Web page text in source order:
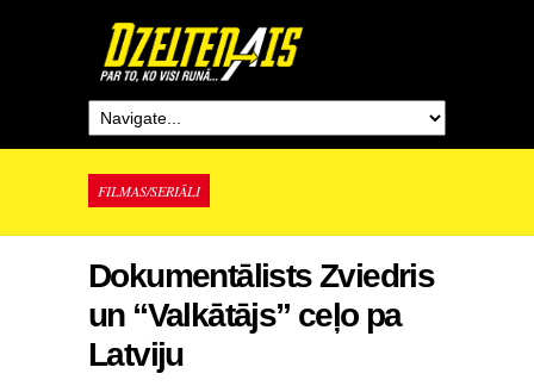
FILMAS/SERIĀLI
Dokumentālists Zviedris
un “Valkātājs” ceļo pa
Latviju